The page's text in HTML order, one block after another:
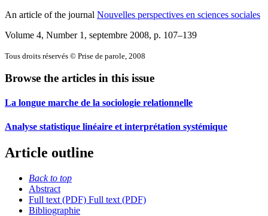
An article of the journal Nouvelles perspectives en sciences sociales
Volume 4, Number 1, septembre 2008, p. 107–139
Tous droits réservés © Prise de parole, 2008
Browse the articles in this issue
La longue marche de la sociologie relationnelle
Analyse statistique linéaire et interprétation systémique
Article outline
Back to top
Abstract
Full text (PDF) Full text (PDF)
Bibliographie